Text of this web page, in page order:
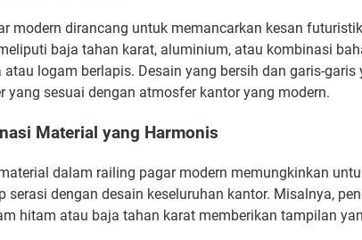
modern dirancang untuk memancarkan kesan
baja tahan karat, aluminium, atau kombinasi
atau logam berlapis. Desain yang bersih dan garis-
yang sesuai dengan atmosfer kantor yang modern.
Material yang Harmonis
dalam railing pagar modern memungkinkan
serasi dengan desain keseluruhan kantor. Misalnya,
hitam atau baja tahan karat memberikan tampilan